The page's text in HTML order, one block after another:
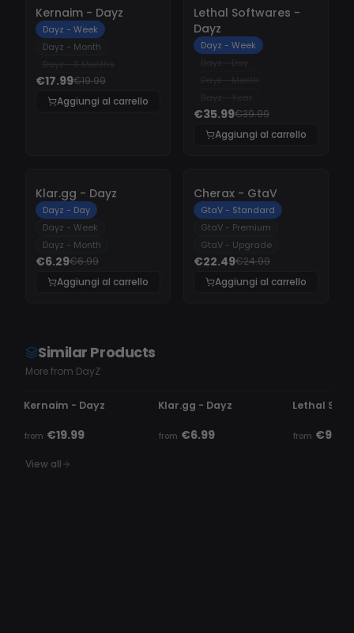
Kernaim - Dayz
Dayz - Week
Dayz - Month
€17.99€19.99
Aggiungi al carrello
10%
Lethal Softwares -
Dayz
Dayz - Week
€35.99€39.99
Aggiungi al carrello
-
Klar.gg - Dayz
Dayz - Day
Dayz - Week
Dayz - Month
€6.29€6.99
Aggiungi al carrello
-
Cherax - GtaV
GtaV - Standard
GtaV - Premium
GtaV - Upgrade
€22.49€24.99
Aggiungi al carrello
Similar Products
More from DayZ
UNDETECTED
Kernaim - Dayz
from €19.99
Klar.gg - Dayz
from €6.99
Lethal
from €9.99
View all